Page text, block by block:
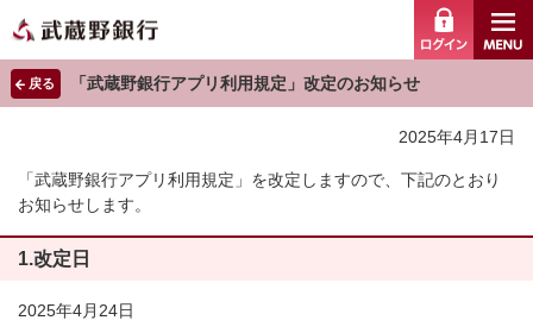
ログイ
戻る 「武蔵野銀行アプリ利用規定」改定のお知らせ
2025年4月17日
「武蔵野銀行アプリ利用規定」を改定しますので、下記のとおり
お知らせします。
1.改定日
2025年4月24日